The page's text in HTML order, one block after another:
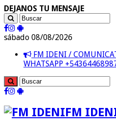
DEJANOS TU MENSAJE
sábado 08/08/2026
FM IDENI /
WHATSAPP
FM